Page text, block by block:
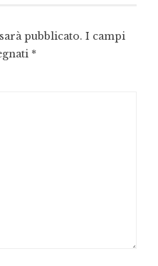
pubblicato. I campi
*